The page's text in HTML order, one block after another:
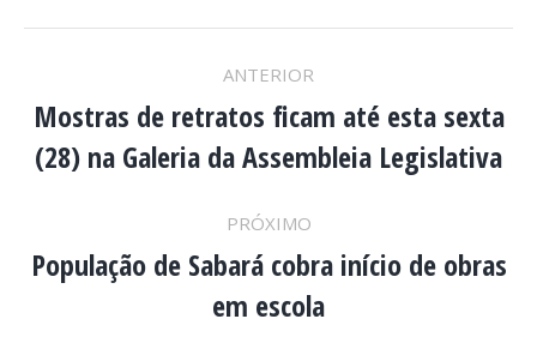
NAVEGAÇÃO
DE
ANTERIOR
Post
anterior:
Mostras de retratos ficam até esta sexta
(28) na Galeria da Assembleia Legislativa
PRÓXIMO
Próximo
post:
População de Sabará cobra início de obras
em escola